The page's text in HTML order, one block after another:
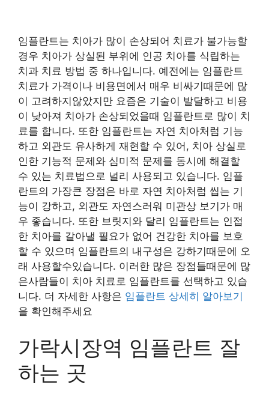
임플란트는 치아가 많이 손상되어 치료가 불가능할
경우 치아가 상실된 부위에 인공 치아를 식립하는
치과 치료 방법 중 하나입니다. 예전에는 임플란트
치료가 가격이나 비용면에서 매우 비싸기때문에 많
이 고려하지않았지만 요즘은 기술이 발달하고 비용
이 낮아져 치아가 손상되었을때 임플란트로 많이 치
료를 합니다. 또한 임플란트는 자연 치아처럼 기능
하고 외관도 유사하게 재현할 수 있어, 치아 상실로
인한 기능적 문제와 심미적 문제를 동시에 해결할
수 있는 치료법으로 널리 사용되고 있습니다. 임플
란트의 가장큰 장점은 바로 자연 치아처럼 씹는 기
능이 강하고, 외관도 자연스러워 미관상 보기가 매
우 좋습니다. 또한 브릿지와 달리 임플란트는 인접
한 치아를 갈아낼 필요가 없어 건강한 치아를 보호
할 수 있으며 임플란트의 내구성은 강하기때문에 오
래 사용할수있습니다. 이러한 많은 장점들때문에 많
은사람들이 치아 치료로 임플란트를 선택하고 있습
니다. 더 자세한 사항은 임플란트 상세히 알아보기
을 확인해주세요
가락시장역 임플란트 잘
하는 곳